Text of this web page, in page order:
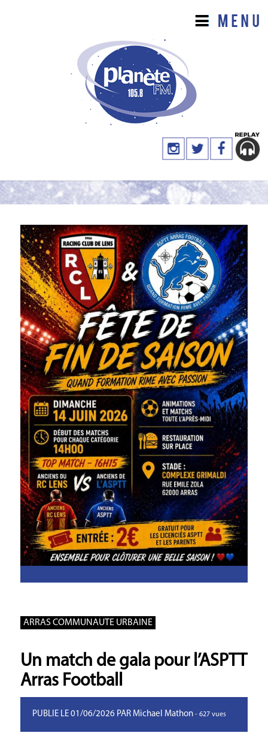
ARRAS COMMUNAUTE URBAINE
Un match de gala pour l’ASPTT
Arras Football
PUBLIE LE 01/06/2026 PAR Michael Mathon - 627 vues